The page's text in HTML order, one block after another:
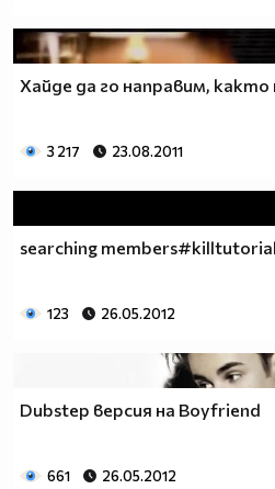
Хайде да го направим,
3 217 23.08.2011
searching
123 26.05.2012
Dubstep версия на Boyfriend
661 26.05.2012